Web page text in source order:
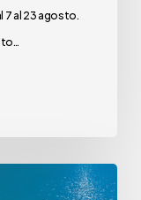
7 al 23 agosto.